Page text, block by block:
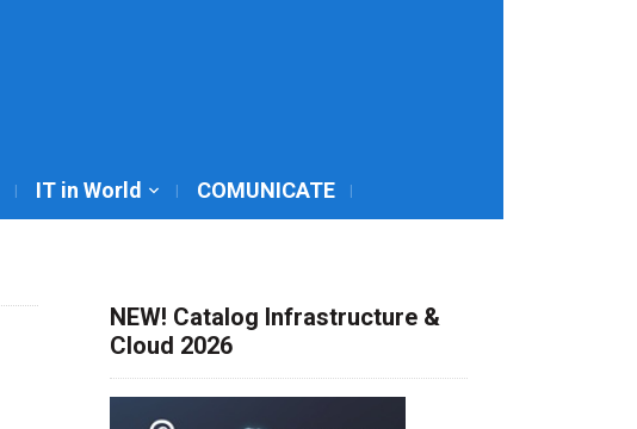
IT in World COMUNICATE
NEW! Catalog Infrastructure &
Cloud 2026